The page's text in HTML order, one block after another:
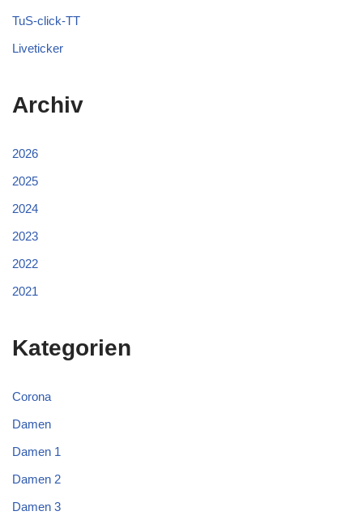
TuS-click-TT
Liveticker
Archiv
2026
2025
2024
2023
2022
2021
Kategorien
Corona
Damen
Damen 1
Damen 2
Damen 3